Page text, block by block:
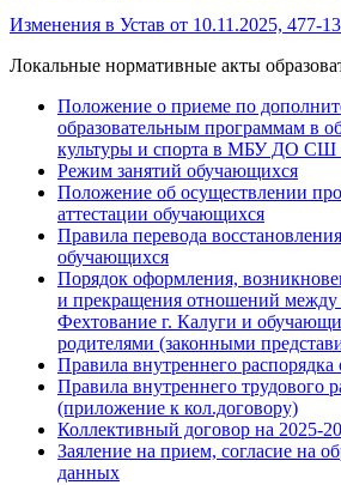
Изменения в Устав от 10.11.2025, 477-
Локальные нормативные акты
Положение о приеме по
образовательным программам в
культуры и спорта в МБУ ДО СШ
Режим занятий обучающихся
Положение об осуществлении
аттестации обучающихся
Правила перевода
обучающихся
Порядок оформления,
и прекращения отношений
Фехтование г. Калуги и
родителями (законными
Правила внутреннего
Правила внутреннего трудового
(приложение к кол.договору)
Коллективный договор на 2025-
Заяление на прием, согласие на
данных